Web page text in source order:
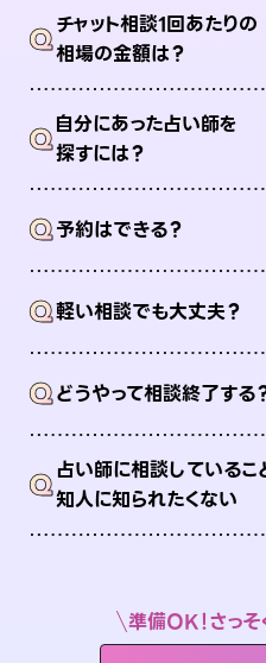
Qチャット相談1回あたりの
相場の金額は？
Q自分にあった占い師を
探すには？
Q予約はできる？
Q軽い相談でも大丈夫？
Qどうやって相談終了する
Q占い師に相談しているこ
知人に知られたくない
準備OK！さっ